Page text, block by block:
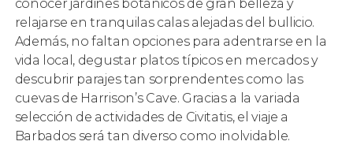
conocer jardines botánicos de gran belleza y
relajarse en tranquilas calas alejadas del bullicio.
Además, no faltan opciones para adentrarse en la
vida local, degustar platos típicos en mercados y
descubrir parajes tan sorprendentes como las
cuevas de Harrison’s Cave. Gracias a la variada
selección de actividades de Civitatis, el viaje a
Barbados será tan diverso como inolvidable.